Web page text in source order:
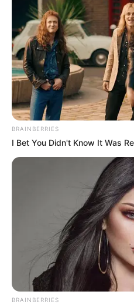
Posted
in
Friss hírek
Most jött a hír
Lőrincről
BRAINBERRIES
I Bet You Didn't Know It Was
BRAINBERRIES